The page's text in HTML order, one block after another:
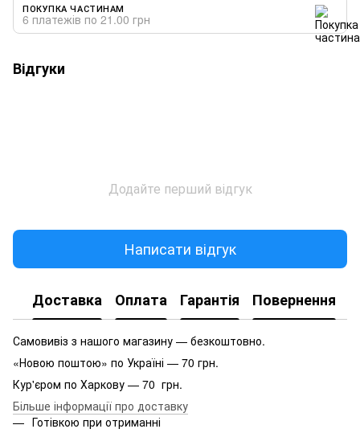
ПОКУПКА ЧАСТИНАМ
6 платежів по 21.00 грн
Відгуки
Додайте перший відгук
Написати відгук
Доставка Оплата Гарантія Повернення
Самовивіз з нашого магазину — безкоштовно.
«Новою поштою» по Україні — 70 грн.
Кур'єром по Харкову — 70 грн.
Більше інформації про доставку
Готівкою при отриманні